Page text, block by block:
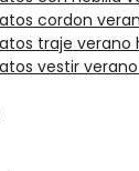
cordon
traje verano
vestir